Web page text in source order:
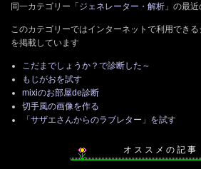
同一カテゴリー「ジェネレーター・解析 」の最
このカテゴリーではインターネットで利用でき
を掲載しています
こだまでしょうか？で診断した～
もじがおを試す
mixiのお部屋de診断
切手風の画像を作る
「サザエさんからのラブレター」を試す
オ ス ス メ の 記 事